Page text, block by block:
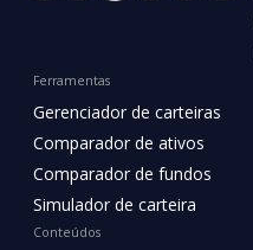
Ferramentas
Gerenciador de carteiras
Comparador de ativos
Comparador de fundos
Simulador de carteira
Conteúdos